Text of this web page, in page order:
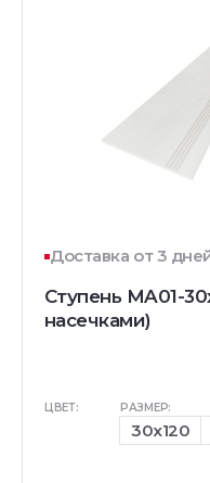
Доставка от 3
Ступень MA01-
насечками)
ЦВЕТ: РАЗМЕР:
30x120